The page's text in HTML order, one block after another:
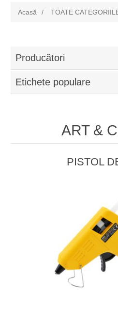
Acasă / TOATE
Producători
Etichete populare
ART &
PISTOL